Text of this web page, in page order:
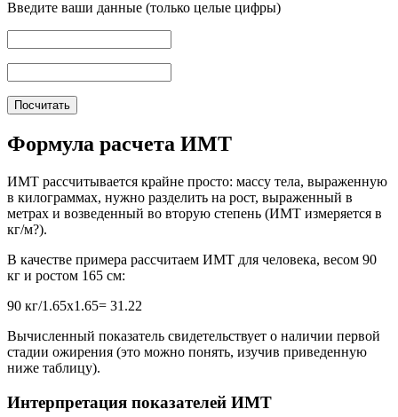
Введите ваши данные (только целые цифры)
Формула расчета ИМТ
ИМТ рассчитывается крайне просто: массу тела, выраженную
в килограммах, нужно разделить на рост, выраженный в
метрах и возведенный во вторую степень (ИМТ измеряется в
кг/м?).
В качестве примера рассчитаем ИМТ для человека, весом 90
кг и ростом 165 см:
90 кг/1.65х1.65= 31.22
Вычисленный показатель свидетельствует о наличии первой
стадии ожирения (это можно понять, изучив приведенную
ниже таблицу).
Интерпретация показателей ИМТ